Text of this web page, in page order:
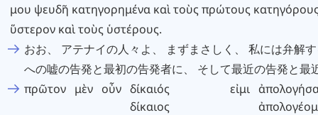
μου ψευδῆ κατηγορημένα καὶτοὺς πρώτους
ὕστερον καὶτοὺς ὑστέρους.
おお、 アテナイの人々よ、 まずまさしく、 私には弁解
への嘘の告発と最初の告発者に、 そして最近の告発と最
πρῶτον μὲν οὖν δίκαιός
δίκαιος
εἰμι